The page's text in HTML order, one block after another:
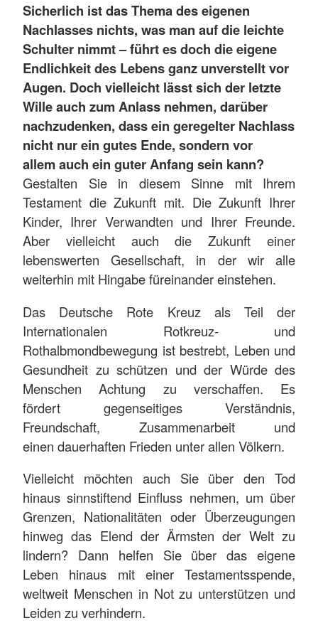
Sicherlich ist das Thema des eigenen
Nachlasses nichts, was man auf die leichte
Schulter nimmt – führt es doch die eigene
Endlichkeit des Lebens ganz unverstellt vor
Augen. Doch vielleicht lässt sich der letzte
Wille auch zum Anlass nehmen, darüber
nachzudenken, dass ein geregelter Nachlass
nicht nur ein gutes Ende, sondern vor
allem auch ein guter Anfang sein kann?
Gestalten Sie in diesem Sinne mit Ihrem
Testament die Zukunft mit. Die Zukunft Ihrer
Kinder, Ihrer Verwandten und Ihrer Freunde.
Aber vielleicht auch die Zukunft einer
lebenswerten Gesellschaft, in der wir alle
weiterhin mit Hingabe füreinander einstehen.
Das Deutsche Rote Kreuz als Teil der
Internationalen Rotkreuz- und
Rothalbmondbewegung ist bestrebt, Leben und
Gesundheit zu schützen und der Würde des
Menschen Achtung zu verschaffen. Es
fördert gegenseitiges Verständnis,
Freundschaft, Zusammenarbeit und
einen dauerhaften Frieden unter allen Völkern.
Vielleicht möchten auch Sie über den Tod
hinaus sinnstiftend Einfluss nehmen, um über
Grenzen, Nationalitäten oder Überzeugungen
hinweg das Elend der Ärmsten der Welt zu
lindern? Dann helfen Sie über das eigene
Leben hinaus mit einer Testamentsspende,
weltweit Menschen in Not zu unterstützen und
Leiden zu verhindern.